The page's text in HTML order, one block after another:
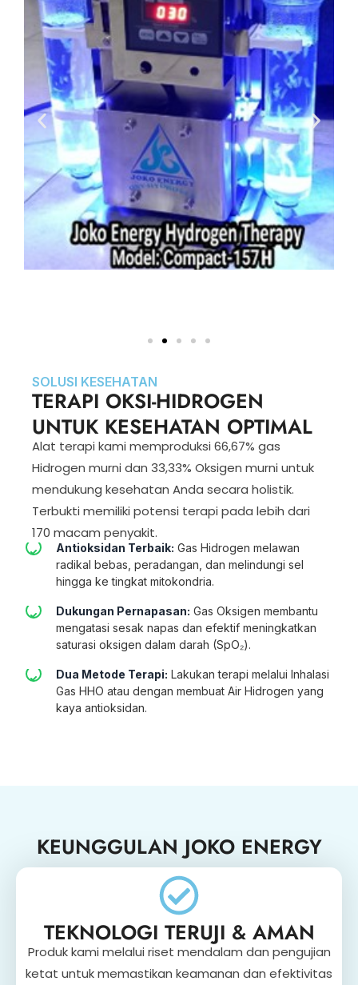
SOLUSI KESEHATAN
TERAPI OKSI-HIDROGEN
UNTUK KESEHATAN OPTIMAL
Alat terapi kami memproduksi 66,67% gas
Hidrogen murni dan 33,33% Oksigen murni untuk
mendukung kesehatan Anda secara holistik.
Terbukti memiliki potensi terapi pada lebih dari
170 macam penyakit.
Antioksidan Terbaik: Gas Hidrogen melawan
radikal bebas, peradangan, dan melindungi sel
hingga ke tingkat mitokondria.
Dukungan Pernapasan: Gas Oksigen membantu
mengatasi sesak napas dan efektif meningkatkan
saturasi oksigen dalam darah (SpO₂).
Dua Metode Terapi: Lakukan terapi melalui Inhalasi
Gas HHO atau dengan membuat Air Hidrogen yang
kaya antioksidan.
KEUNGGULAN JOKO ENERGY
TEKNOLOGI TERUJI & AMAN
Produk kami melalui riset mendalam dan pengujian
ketat untuk memastikan keamanan dan efektivitas